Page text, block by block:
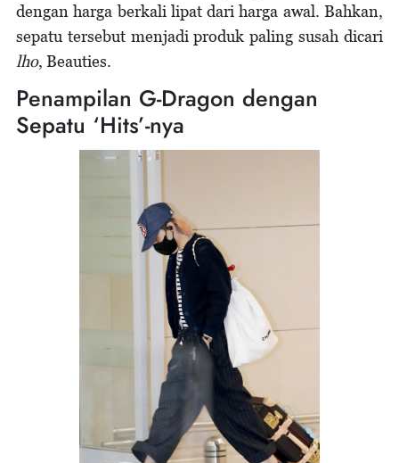
dengan harga berkali lipat dari harga awal. Bahkan,
sepatu tersebut menjadi produk paling susah dicari
lho, Beauties.
Penampilan G-Dragon dengan
Sepatu ‘Hits’-nya